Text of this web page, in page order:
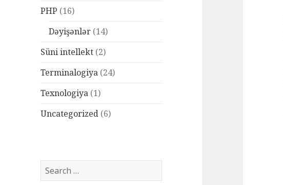
PHP (16)
Dəyişənlər (14)
Süni intellekt (2)
Terminalogiya (24)
Texnologiya (1)
Uncategorized (6)
Search
for: